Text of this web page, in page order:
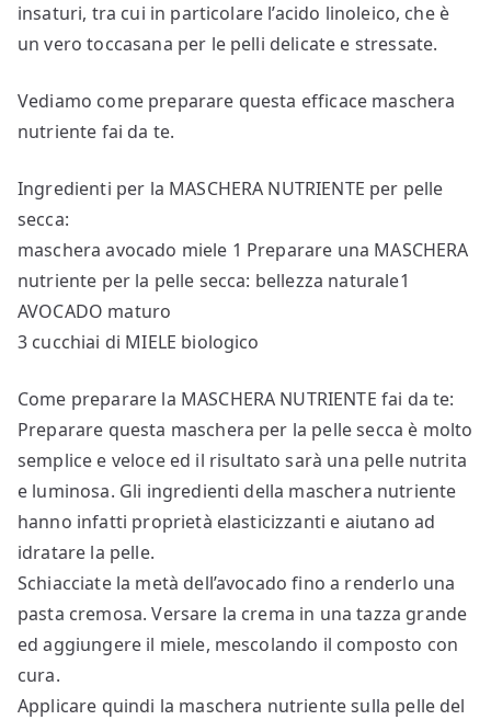
insaturi, tra cui in particolare l’acido linoleico, che è
un vero toccasana per le pelli delicate e stressate.
Vediamo come preparare questa efficace maschera
nutriente fai da te.
Ingredienti per la MASCHERA NUTRIENTE per pelle
secca:
maschera avocado miele 1 Preparare una MASCHERA
nutriente per la pelle secca: bellezza naturale1
AVOCADO maturo
3 cucchiai di MIELE biologico
Come preparare la MASCHERA NUTRIENTE fai da te:
Preparare questa maschera per la pelle secca è molto
semplice e veloce ed il risultato sarà una pelle nutrita
e luminosa. Gli ingredienti della maschera nutriente
hanno infatti proprietà elasticizzanti e aiutano ad
idratare la pelle.
Schiacciate la metà dell’avocado fino a renderlo una
pasta cremosa. Versare la crema in una tazza grande
ed aggiungere il miele, mescolando il composto con
cura.
Applicare quindi la maschera nutriente sulla pelle del